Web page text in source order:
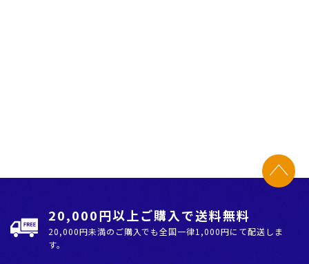
20,000円以上ご購入で送料無料
20,000円未満のご購入でも全国⼀律1,000円にて配送しま
す。